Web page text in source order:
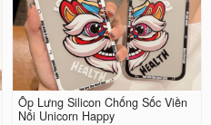
Ốp Lưng Silicon Chống Sốc Viền
Nổi Unicorn Happy